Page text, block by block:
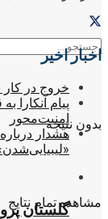
بدون نتیجه
مشاهده تمام نتایج
اخبار اخیر
خروج در
پیام آنکارا
امنیت‌محور
هشدار
گلستان